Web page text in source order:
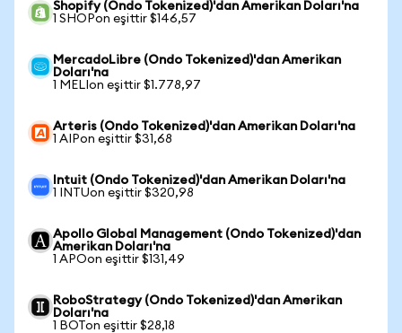
Shopify (Ondo Tokenized)'dan Amerikan Doları'na
1 SHOPon eşittir $146,57
MercadoLibre (Ondo Tokenized)'dan Amerikan
Doları'na
1 MELIon eşittir $1.778,97
Arteris (Ondo Tokenized)'dan Amerikan Doları'na
1 AIPon eşittir $31,68
Intuit (Ondo Tokenized)'dan Amerikan Doları'na
1 INTUon eşittir $320,98
Apollo Global Management (Ondo Tokenized)'dan
Amerikan Doları'na
1 APOon eşittir $131,49
RoboStrategy (Ondo Tokenized)'dan Amerikan
Doları'na
1 BOTon eşittir $28,18